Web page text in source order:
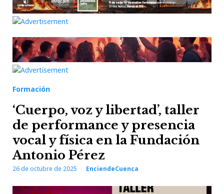
Formación
‘Cuerpo, voz y libertad’, taller
de performance y presencia
vocal y física en la Fundación
Antonio Pérez
26 de octubre de 2025 EnciendeCuenca